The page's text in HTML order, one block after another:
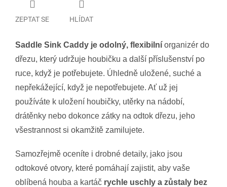
ZEPTAT SE HLÍDAT
Saddle Sink Caddy je odolný, flexibilní organizér do
dřezu, který udržuje houbičku a další příslušenství po
ruce, když je potřebujete. Úhledně uložené, suché a
nepřekážející, když je nepotřebujete. Ať už jej
používáte k uložení houbičky, utěrky na nádobí,
drátěnky nebo dokonce zátky na odtok dřezu, jeho
všestrannost si okamžitě zamilujete.
Samozřejmě oceníte i drobné detaily, jako jsou
odtokové otvory, které pomáhají zajistit, aby vaše
oblíbená houba a kartáč rychle uschly a zůstaly bez